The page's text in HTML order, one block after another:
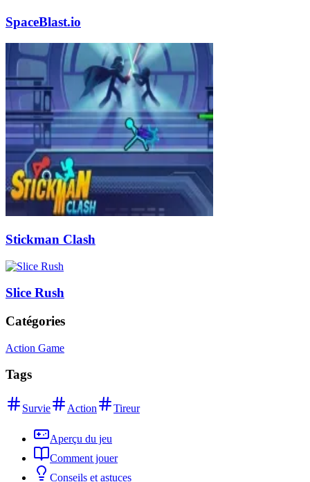
SpaceBlast.io
Stickman Clash
Slice Rush
Catégories
Action Game
Tags
Survie Action Tireur
Aperçu du jeu
Comment jouer
Conseils et astuces